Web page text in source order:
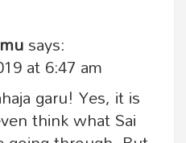
says:
at 6:47 am
garu! Yes, it is
think what Sai